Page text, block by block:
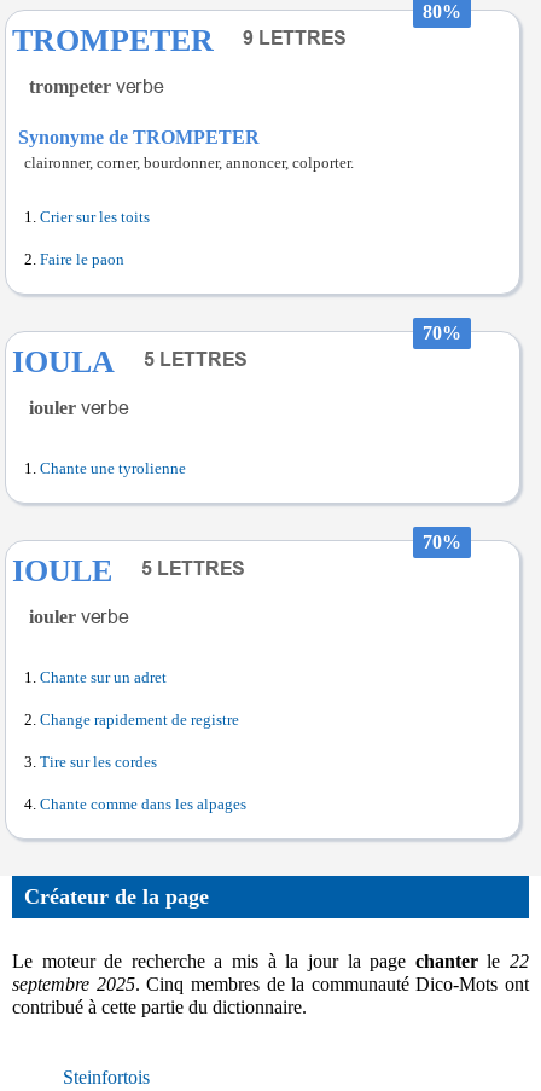
80%
TROMPETER
trompeter
Synonyme de TROMPETER
claironner, corner, bourdonner, annoncer, colporter.
Crier sur les toits
Faire le paon
70%
IOULA
iouler
Chante une tyrolienne
70%
IOULE
iouler
Chante sur un adret
Change rapidement de registre
Tire sur les cordes
Chante comme dans les alpages
Créateur de la page
Le moteur de recherche a mis à la jour la page chanterle22
septembre 2025. Cinq membres de la communauté Dico-Mots ont
contribué à cette partie du dictionnaire.
Steinfortois